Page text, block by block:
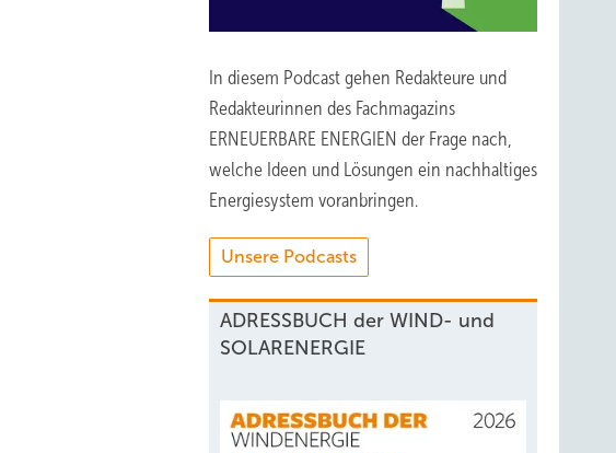
In diesem Podcast gehen Redakteure und
Redakteurinnen des Fachmagazins
ERNEUERBARE ENERGIEN der Frage nach,
welche Ideen und Lösungen ein nachhaltiges
Energiesystem voranbringen.
Unsere Podcasts
ADRESSBUCH der WIND- und
SOLARENERGIE